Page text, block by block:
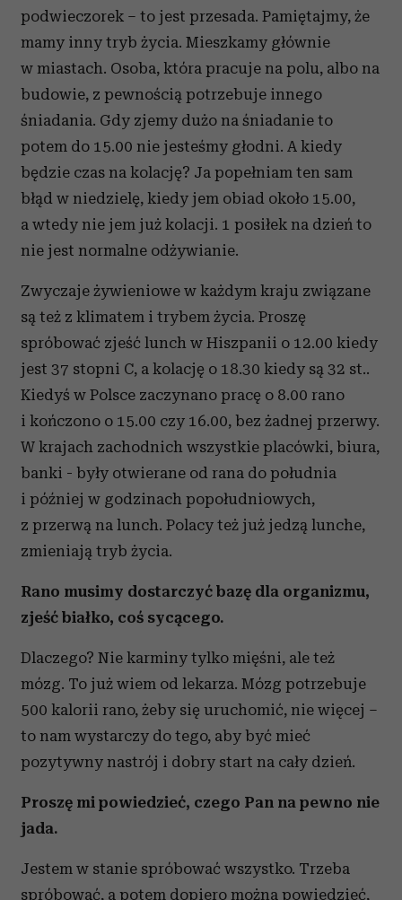
podwieczorek – to jest przesada. Pamiętajmy, że
mamy inny tryb życia. Mieszkamy głównie
w miastach. Osoba, która pracuje na polu, albo na
budowie, z pewnością potrzebuje innego
śniadania. Gdy zjemy dużo na śniadanie to
potem do 15.00 nie jesteśmy głodni. A kiedy
będzie czas na kolację? Ja popełniam ten sam
błąd w niedzielę, kiedy jem obiad około 15.00,
a wtedy nie jem już kolacji. 1 posiłek na dzień to
nie jest normalne odżywianie.
Zwyczaje żywieniowe w każdym kraju związane
są też z klimatem i trybem życia. Proszę
spróbować zjeść lunch w Hiszpanii o 12.00 kiedy
jest 37 stopni C, a kolację o 18.30 kiedy są 32 st..
Kiedyś w Polsce zaczynano pracę o 8.00 rano
i kończono o 15.00 czy 16.00, bez żadnej przerwy.
W krajach zachodnich wszystkie placówki, biura,
banki - były otwierane od rana do południa
i później w godzinach popołudniowych,
z przerwą na lunch. Polacy też już jedzą lunche,
zmieniają tryb życia.
Rano musimy dostarczyć bazę dla organizmu,
zjeść białko, coś sycącego.
Dlaczego? Nie karminy tylko mięśni, ale też
mózg. To już wiem od lekarza. Mózg potrzebuje
500 kalorii rano, żeby się uruchomić, nie więcej –
to nam wystarczy do tego, aby być mieć
pozytywny nastrój i dobry start na cały dzień.
Proszę mi powiedzieć, czego Pan na pewno nie
jada.
Jestem w stanie spróbować wszystko. Trzeba
spróbować, a potem dopiero można powiedzieć,